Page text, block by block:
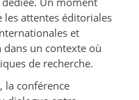
attentes éditoriales
et
un contexte où
de recherche.
la conférence